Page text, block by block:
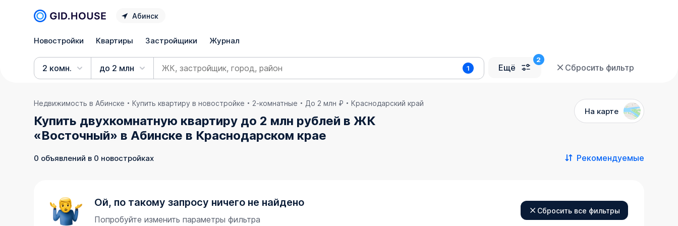
Абинск
Новостройки Квартиры Застройщики Журнал
2 комн. до 2 млн 1 Ещё Сбросить фильтр
Недвижимость в Абинске Купить квартиру в новостройке 2-комнатные До 2 млн ₽ Краснодарский край
Купить двухкомнатную квартиру до 2 млн рублей в ЖК
«Восточный» в Абинске в Краснодарском крае
На карте
0 объявлений в 0 новостройках Рекомендуемые
Ой, по такому запросу ничего не найдено
Попробуйте изменить параметры фильтра
Сбросить все фильтры